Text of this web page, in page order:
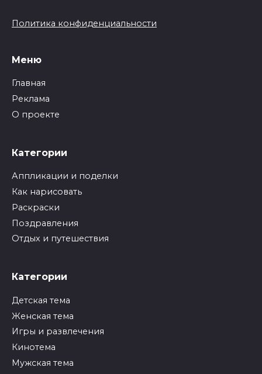
Политика конфиденциальности
Меню
Главная
Реклама
О проекте
Категории
Аппликации и поделки
Как нарисовать
Раскраски
Поздравления
Отдых и путешествия
Категории
Детская тема
Женская тема
Игры и развлечения
Кинотема
Мужская тема